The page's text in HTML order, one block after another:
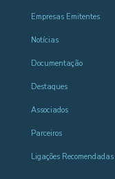
Empresas Emitentes
Notícias
Documentação
Destaques
Associados
Parceiros
Ligações Recomendadas